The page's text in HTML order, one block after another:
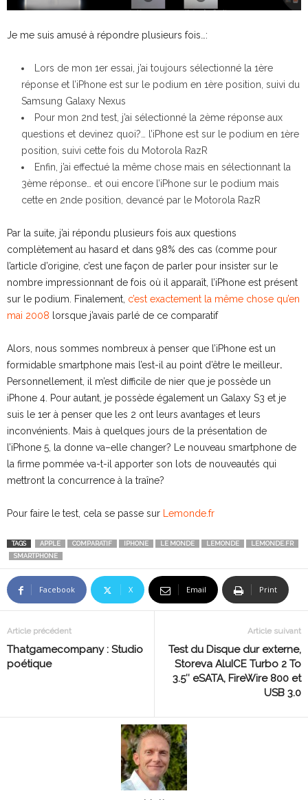
Je me suis amusé à répondre plusieurs fois…:
Lors de mon 1er essai, j’ai toujours sélectionné la 1ère
réponse et l’iPhone est sur le podium en 1ère position, suivi du
Samsung Galaxy Nexus
Pour mon 2nd test, j’ai sélectionné la 2ème réponse aux
questions et devinez quoi?… l’iPhone est sur le podium en 1ère
position, suivi cette fois du Motorola RazR
Enfin, j’ai effectué la même chose mais en sélectionnant la
3ème réponse… et oui encore l’iPhone sur le podium mais
cette en 2nde position, devancé par le Motorola RazR
Par la suite, j’ai répondu plusieurs fois aux questions
complètement au hasard et dans 98% des cas (comme pour
l’article d’origine, c’est une façon de parler pour insister sur le
nombre impressionnant de fois où il apparaît, l’iPhone est présent
sur le podium. Finalement, c’est exactement la même chose qu’en
mai 2008 lorsque j’avais parlé de ce comparatif
Alors, nous sommes nombreux à penser que l’iPhone est un
formidable smartphone mais l’est-il au point d’être le meilleur.
Personnellement, il m’est difficile de nier que je possède un
iPhone 4. Pour autant, je possède également un Galaxy S3 et je
suis le 1er à penser que les 2 ont leurs avantages et leurs
inconvénients. Mais à quelques jours de la présentation de
l’iPhone 5, la donne va–elle changer? Le nouveau smartphone de
la firme pommée va-t-il apporter son lots de nouveautés qui
mettront la concurrence à la traîne?
Pour faire le test, cela se passe sur Lemonde.fr
TAGS APPLE COMPARATIF IPHONE LE MONDE LEMONDE
LEMONDE.FR
SMARTPHONE
Facebook X Email Print
Article précédent
Thatgamecompany : Studio
poétique
Article suivant
Test du Disque dur externe,
Storeva AluICE Turbo 2 To
3.5″ eSATA, FireWire 800 et
USB 3.0